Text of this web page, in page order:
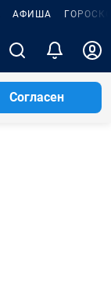
АФИША
Согласен